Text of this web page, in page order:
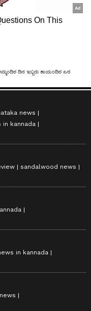
news
in kannada
sandalwood news
in kannada